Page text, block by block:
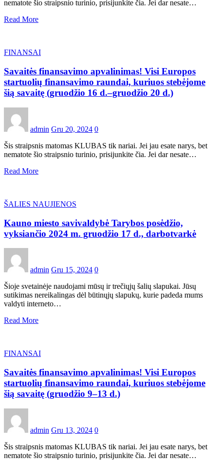
nematote šio straipsnio turinio, prisijunkite čia. Jei dar nesate…
Read More
FINANSAI
Savaitės finansavimo apvalinimas! Visi Europos
startuolių finansavimo raundai, kuriuos stebėjome
šią savaitę (gruodžio 16 d.–gruodžio 20 d.)
admin Gru 20, 2024 0
Šis straipsnis matomas KLUBAS tik nariai. Jei jau esate narys, bet
nematote šio straipsnio turinio, prisijunkite čia. Jei dar nesate…
Read More
ŠALIES NAUJIENOS
Kauno miesto savivaldybė Tarybos posėdžio,
vyksiančio 2024 m. gruodžio 17 d., darbotvarkė
admin Gru 15, 2024 0
Šioje svetainėje naudojami mūsų ir trečiųjų šalių slapukai. Jūsų
sutikimas nereikalingas dėl būtinųjų slapukų, kurie padeda mums
valdyti interneto…
Read More
FINANSAI
Savaitės finansavimo apvalinimas! Visi Europos
startuolių finansavimo raundai, kuriuos stebėjome
šią savaitę (gruodžio 9–13 d.)
admin Gru 13, 2024 0
Šis straipsnis matomas KLUBAS tik nariai. Jei jau esate narys, bet
nematote šio straipsnio turinio, prisijunkite čia. Jei dar nesate…